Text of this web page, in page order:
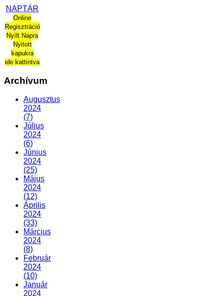
NAPTÁR
Online
Regisztráció
Nyílt Napra
Nyitott
kapukra
ide kattintva
Archívum
Augusztus
2024
(7)
Július
2024
(6)
Június
2024
(25)
Május
2024
(12)
Április
2024
(33)
Március
2024
(8)
Február
2024
(10)
Január
2024